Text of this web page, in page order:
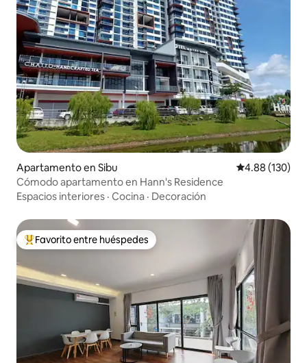
Apartamento en Sibu Calificación
4.88 (130)
Cómodo apartamento en Hann's Residence
Espacios interiores · Cocina · Decoración
Favorito entre huéspedes preferido
Favorito entre huéspedes